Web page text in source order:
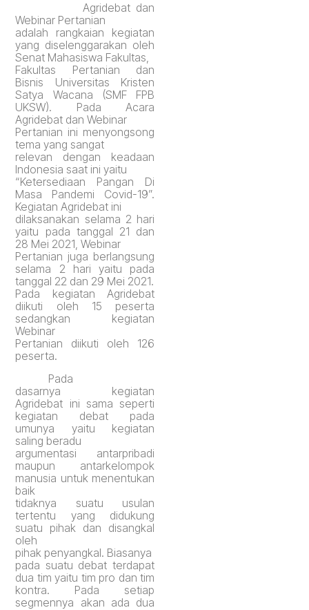
Agridebat dan
Webinar Pertanian
adalah rangkaian kegiatan
yang diselenggarakan oleh
Senat Mahasiswa Fakultas,
Fakultas Pertanian dan
Bisnis Universitas Kristen
Satya Wacana (SMF FPB
UKSW). Pada Acara
Agridebat dan Webinar
Pertanian ini menyongsong
tema yang sangat
relevan dengan keadaan
Indonesia saat ini yaitu
“Ketersediaan Pangan Di
Masa Pandemi Covid-19”.
Kegiatan Agridebat ini
dilaksanakan selama 2 hari
yaitu pada tanggal 21 dan
28 Mei 2021, Webinar
Pertanian juga berlangsung
selama 2 hari yaitu pada
tanggal 22 dan 29 Mei 2021.
Pada kegiatan Agridebat
diikuti oleh 15 peserta
sedangkan kegiatan
Webinar
Pertanian diikuti oleh 126
peserta.
Pada
dasarnya kegiatan
Agridebat ini sama seperti
kegiatan debat pada
umunya yaitu kegiatan
saling beradu
argumentasi antarpribadi
maupun antarkelompok
manusia untuk menentukan
baik
tidaknya suatu usulan
tertentu yang didukung
suatu pihak dan disangkal
oleh
pihak penyangkal. Biasanya
pada suatu debat terdapat
dua tim yaitu tim pro dan tim
kontra.
Pada setiap
segmennya akan ada dua